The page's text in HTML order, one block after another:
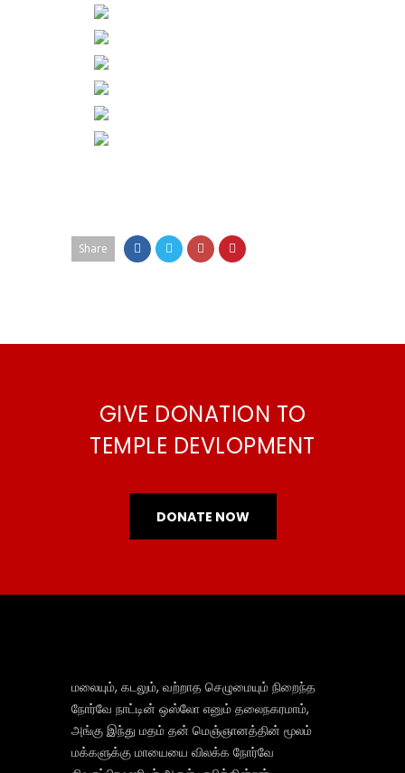
Share
GIVE DONATION TO
TEMPLE DEVLOPMENT
DONATE NOW
மலையும், கடலும், வற்றாத செழுமையும் நிறைந்த
நோர்வே நாட்டின் ஒஸ்லோ எனும் தலைநகரமாம்,
அங்கு இந்து மதம் தன் மெஞ்ஞானத்தின் மூலம்
மக்களுக்கு மாயையை விலக்க நோர்வே